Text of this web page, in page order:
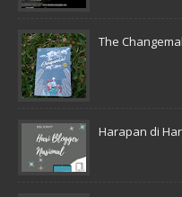
The
Harapan di